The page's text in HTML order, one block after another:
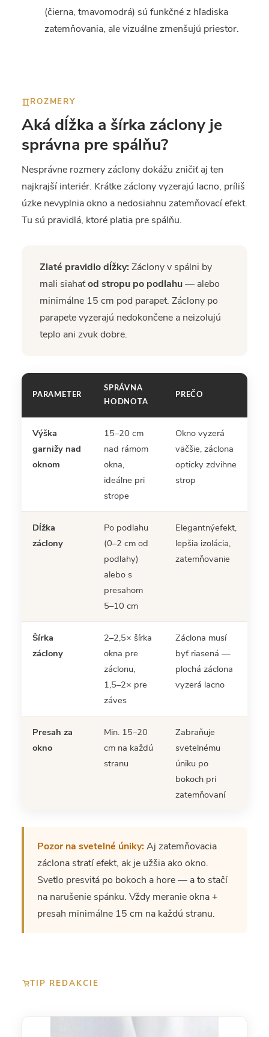
(čierna, tmavomodrá) sú funkčné z hľadiska
zatemňovania, ale vizuálne zmenšujú priestor.
ROZMERY
Aká dĺžka a šírka záclony je
správna pre spálňu?
Nesprávne rozmery záclony dokážu zničiť aj ten
najkrajší interiér. Krátke záclony vyzerajú lacno, príliš
úzke nevyplnia okno a nedosiahnu zatemňovací efekt.
Tu sú pravidlá, ktoré platia pre spálňu.
Zlaté pravidlo dĺžky: Záclony v spálni by
mali siahaťod stropu po podlahu— alebo
minimálne 15 cm pod parapet. Záclony po
parapete vyzerajú nedokončene a neizolujú
teplo ani zvuk dobre.
PARAMETER
SPRÁVNA
HODNOTA
PREČO
Výška
garnižy nad
oknom
15–20 cm
nad rámom
okna,
ideálne pri
strope
Okno vyzerá
väčšie, záclona
opticky zdvihne
strop
Dĺžka
záclony
Po podlahu
(0–2 cm od
podlahy)
alebo s
presahom
5–10 cm
Elegantnýefekt,
lepšia izolácia,
zatemňovanie
Šírka
záclony
2–2,5× šírka
okna pre
záclonu,
1,5–2× pre
záves
Záclona musí
byť riasená —
plochá záclona
vyzerá lacno
Presah za
okno
Min. 15–20
cm na každú
stranu
Zabraňuje
svetelnému
úniku po
bokoch pri
zatemňovaní
Pozor na svetelné úniky:Aj zatemňovacia
záclona stratí efekt, ak je užšia ako okno.
Svetlo presvitá po bokoch a hore — a to stačí
na narušenie spánku. Vždy meranie okna +
presah minimálne 15 cm na každú stranu.
TIP REDAKCIE